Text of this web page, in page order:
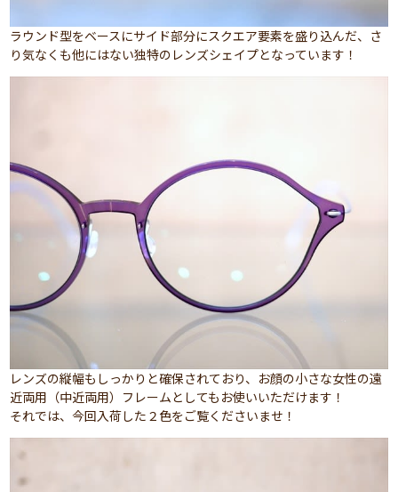
ラウンド型をベースにサイド部分にスクエア要素を盛り込んだ、さ
り気なくも他にはない独特のレンズシェイプとなっています！
レンズの縦幅もしっかりと確保されており、お顔の小さな女性の遠
近両用（中近両用）フレームとしてもお使いいただけます！
それでは、今回入荷した２色をご覧くださいませ！